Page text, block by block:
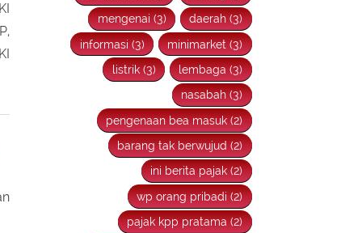
kota semarang (3)
mobil listrik (3)
jakarta utara (3)
barang (3)
mengenai (3)
daerah (3)
minimarket (3)
listrik (3)
lembaga (3)
nasabah (3)
pengenaan bea masuk (2)
barang tak berwujud (2)
ini berita pajak (2)